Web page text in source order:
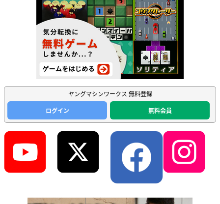
ヤングマシンワークス 無料登録
ログイン
無料会員